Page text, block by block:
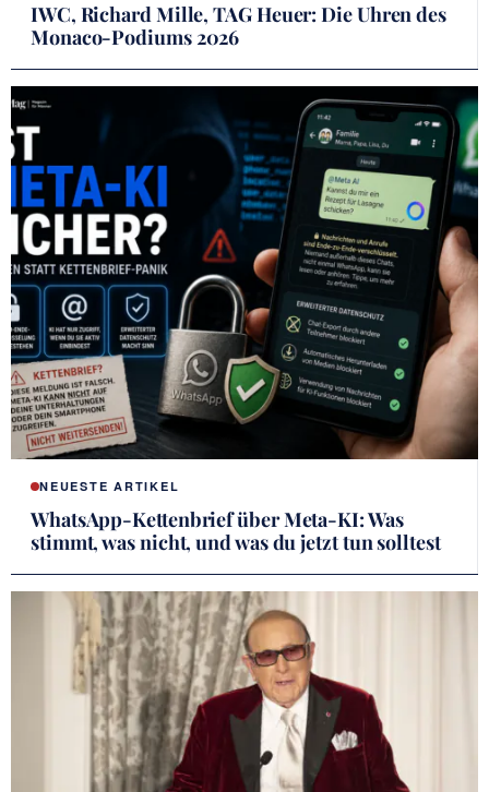
IWC, Richard Mille, TAG Heuer: Die Uhren des
Monaco-Podiums 2026
NEUESTE ARTIKEL
WhatsApp-Kettenbrief über Meta-KI: Was
stimmt, was nicht, und was du jetzt tun solltest